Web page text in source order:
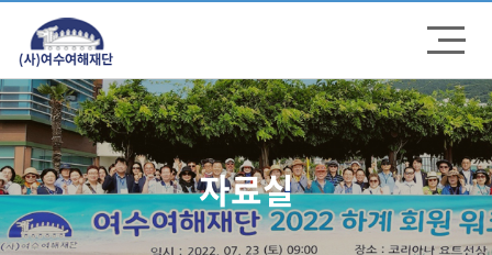
주메뉴 바로가기
컨텐츠 바로가기
자료실